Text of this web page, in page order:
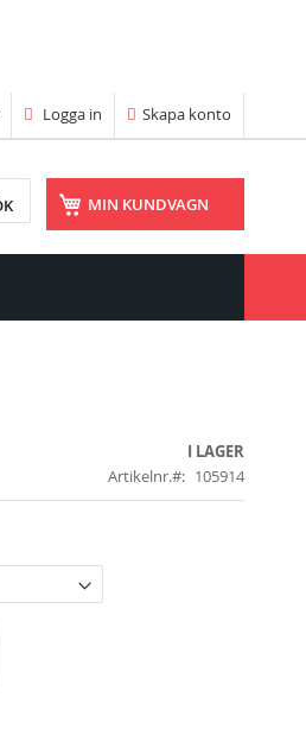
Logga in Skapa konto
MIN KUNDVAGN
I LAGER
Artikelnr.
105914